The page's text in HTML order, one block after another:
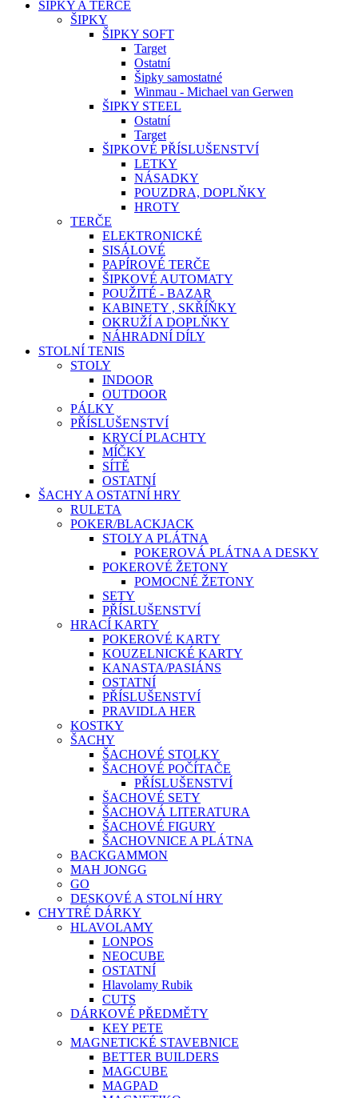
ŠIPKY A TERČE
ŠIPKY
ŠIPKY SOFT
Target
Ostatní
Šipky samostatné
Winmau - Michael van Gerwen
ŠIPKY STEEL
Ostatní
Target
ŠIPKOVÉ PŘÍSLUŠENSTVÍ
LETKY
NÁSADKY
POUZDRA, DOPLŇKY
HROTY
TERČE
ELEKTRONICKÉ
SISÁLOVÉ
PAPÍROVÉ TERČE
ŠIPKOVÉ AUTOMATY
POUŽITÉ - BAZAR
KABINETY , SKŘÍŇKY
OKRUŽÍ A DOPLŇKY
NÁHRADNÍ DÍLY
STOLNÍ TENIS
STOLY
INDOOR
OUTDOOR
PÁLKY
PŘÍSLUŠENSTVÍ
KRYCÍ PLACHTY
MÍČKY
SÍTĚ
OSTATNÍ
ŠACHY A OSTATNÍ HRY
RULETA
POKER/BLACKJACK
STOLY A PLÁTNA
POKEROVÁ PLÁTNA A DESKY
POKEROVÉ ŽETONY
POMOCNÉ ŽETONY
SETY
PŘÍSLUŠENSTVÍ
HRACÍ KARTY
POKEROVÉ KARTY
KOUZELNICKÉ KARTY
KANASTA/PASIÁNS
OSTATNÍ
PŘÍSLUŠENSTVÍ
PRAVIDLA HER
KOSTKY
ŠACHY
ŠACHOVÉ STOLKY
ŠACHOVÉ POČÍTAČE
PŘÍSLUŠENSTVÍ
ŠACHOVÉ SETY
ŠACHOVÁ LITERATURA
ŠACHOVÉ FIGURY
ŠACHOVNICE A PLÁTNA
BACKGAMMON
MAH JONGG
GO
DESKOVÉ A STOLNÍ HRY
CHYTRÉ DÁRKY
HLAVOLAMY
LONPOS
NEOCUBE
OSTATNÍ
Hlavolamy Rubik
CUTS
DÁRKOVÉ PŘEDMĚTY
KEY PETE
MAGNETICKÉ STAVEBNICE
BETTER BUILDERS
MAGCUBE
MAGPAD